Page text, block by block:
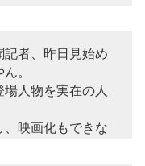
者、昨日見始め
。
人物を実在の人
映画化もできな